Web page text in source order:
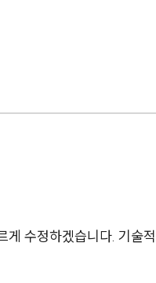
수정하겠습니다. 기술